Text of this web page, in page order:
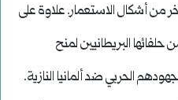
من أشكال الاستعمار. علاوة على
البريطانيين لمنح
الحربي ضد ألمانيا النازية.